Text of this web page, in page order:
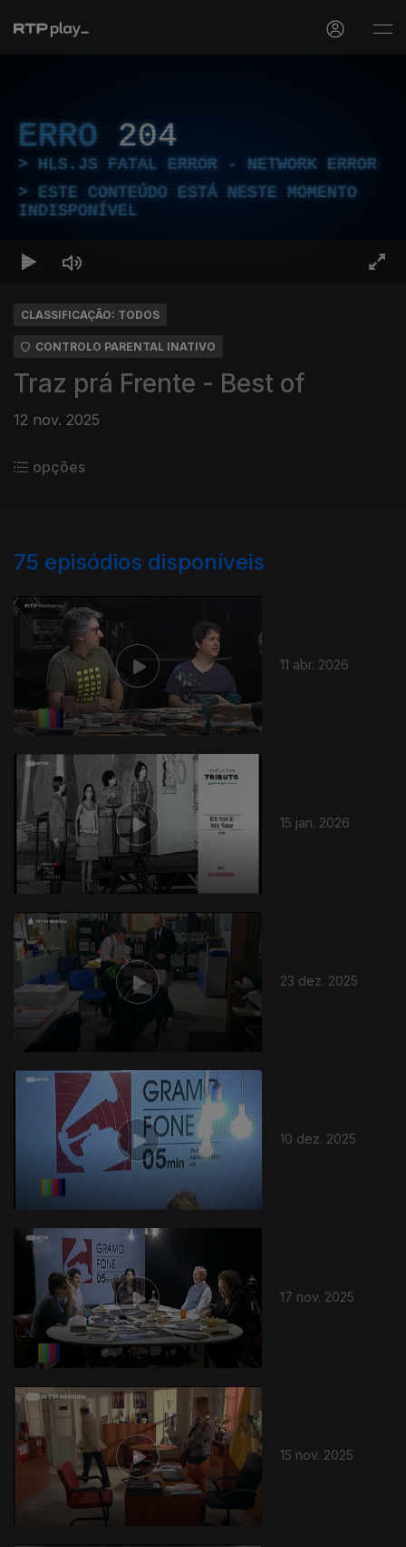
ERRO 204
HLS.JS FATAL ERROR - NETWORK ERROR
ESTE CONTEÚDO ESTÁ NESTE MOMENTO
INDISPONÍVEL
CLASSIFICAÇÃO: TODOS
CONTROLO PARENTAL INATIVO
Traz prá Frente - Best of
12 nov. 2025
opções
75 episódios disponíveis
11 abr. 2026
15 jan. 2026
23 dez. 2025
10 dez. 2025
17 nov. 2025
15 nov. 2025